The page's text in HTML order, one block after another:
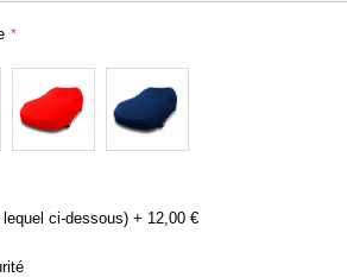
protection auto sur camion
ci-dessous) + 12,00 €